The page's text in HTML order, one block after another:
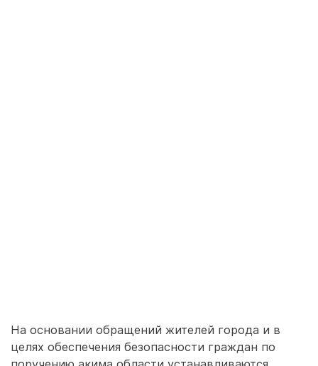
На основании обращений жителей города и в
целях обеспечения безопасности граждан по